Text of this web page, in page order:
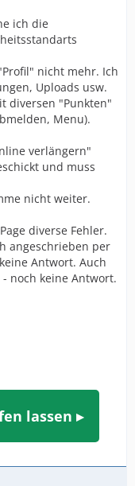
ich die
nicht mehr. Ich
Uploads usw.
diversen "Punkten"
Menu).
verlängern"
und muss
nicht weiter.
diverse Fehler.
angeschrieben per
Antwort. Auch
noch keine Antwort.
lassen ▸